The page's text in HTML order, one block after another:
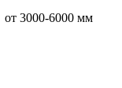
от 3000-6000 мм